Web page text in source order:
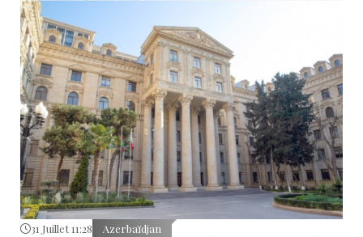
31 Juillet 11:28 Azerbaïdjan